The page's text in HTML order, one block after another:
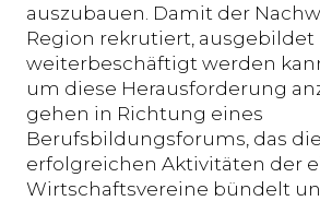
auszubauen. Damit der
Region rekrutiert, ausgebildet
weiterbeschäftigt werden
um diese Herausforderung
gehen in Richtung eines
Berufsbildungsforums, das
erfolgreichen Aktivitäten der
Wirtschaftsvereine bündelt